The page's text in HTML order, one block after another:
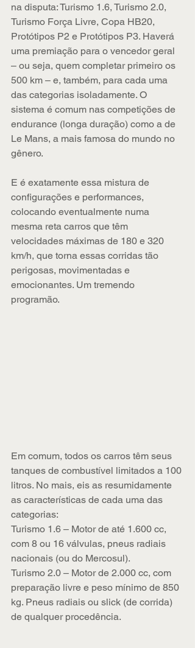
na disputa: Turismo 1.6, Turismo 2.0,
Turismo Força Livre, Copa HB20,
Protótipos P2 e Protótipos P3. Haverá
uma premiação para o vencedor geral
– ou seja, quem completar primeiro os
500 km – e, também, para cada uma
das categorias isoladamente. O
sistema é comum nas competições de
endurance (longa duração) como a de
Le Mans, a mais famosa do mundo no
gênero.
E é exatamente essa mistura de
configurações e performances,
colocando eventualmente numa
mesma reta carros que têm
velocidades máximas de 180 e 320
km/h, que torna essas corridas tão
perigosas, movimentadas e
emocionantes. Um tremendo
programão.
Em comum, todos os carros têm seus
tanques de combustível limitados a 100
litros. No mais, eis as resumidamente
as características de cada uma das
categorias:
Turismo 1.6 – Motor de até 1.600 cc,
com 8 ou 16 válvulas, pneus radiais
nacionais (ou do Mercosul).
Turismo 2.0 – Motor de 2.000 cc, com
preparação livre e peso mínimo de 850
kg. Pneus radiais ou slick (de corrida)
de qualquer procedência.